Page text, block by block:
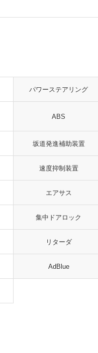
パワーステアリング
ABS
坂道発進補助装置
速度抑制装置
エアサス
集中ドアロック
リターダ
AdBlue